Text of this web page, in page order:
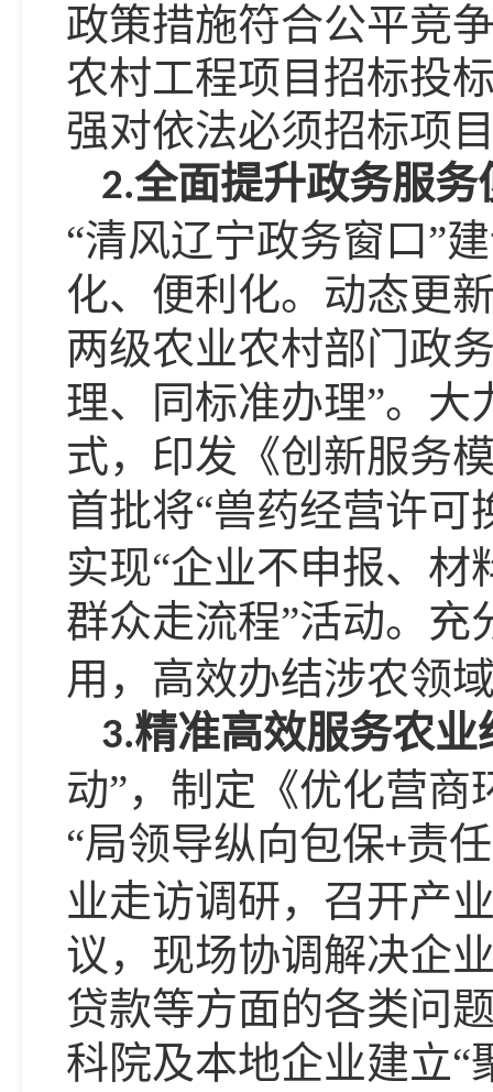
政策措施符合公平竞
农村工程项目招标投
强对依法必须招标项
2.全面提升政务服务
“清风辽宁政务窗口 ”
化、便利化。 动态更
两级农业农村部门政
理、同标准办理”。大
式， 印发 《创新服务
首批将“兽药经营许可
实现“企业不申报、材
群众走流程”活动。充
用，高效办结涉农领
3.精准高效服务农
动”，制定《优化营
“局领导纵向包保+责
业走访调研，召开产
议，现场协调解决企
贷款等方面的各类问
科院及本地企业建立“